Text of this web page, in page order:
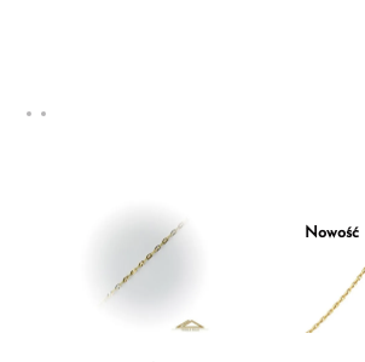
Nowość